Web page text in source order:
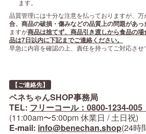
ます。
品質管理には十分な注意を払っておりますが、万
合、商品の破損・傷みなどの品質上の問題があっ
ますが商品は捨てず、商品引き渡しから食品の
品は7日以内に下記までご連絡ください。
早急に内容を確認の上、責任を持ってご対応させ
【ご連絡先】
ベネちゃんSHOP事務局
TEL: フリーコール：0800-1234-005
(11:00am〜5:00pm 休業日 / 土日祝)
E-mail: info@benechan.shop(24時